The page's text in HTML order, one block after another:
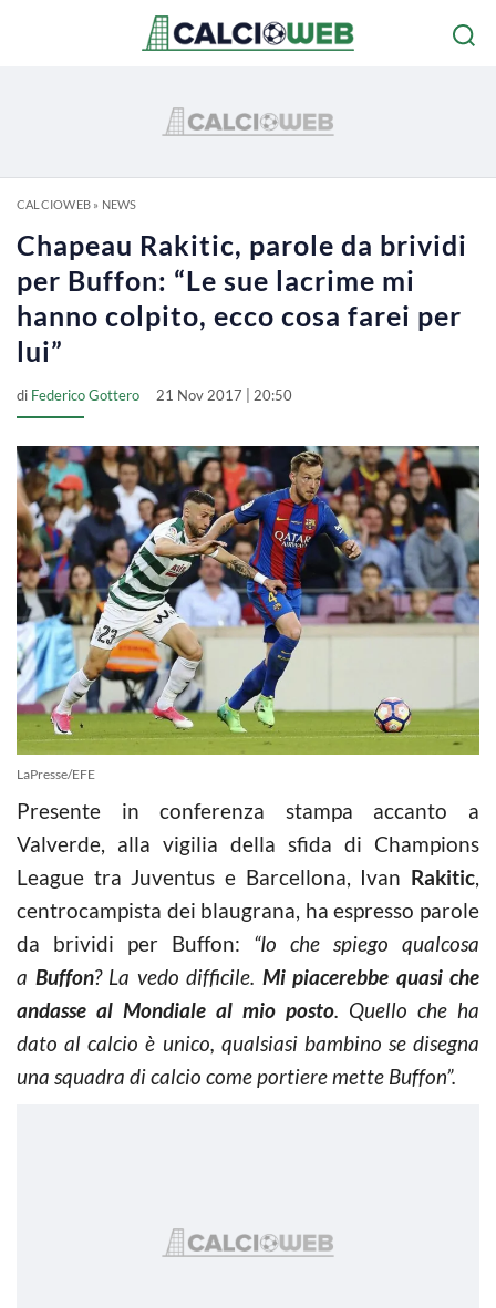
CALCIOWEB» NEWS
Chapeau Rakitic, parole da brividi
per Buffon: “Le sue lacrime mi
hanno colpito, ecco cosa farei per
lui”
di Federico Gottero 21 Nov 2017 | 20:50
LaPresse/EFE
Presente in conferenza stampa accanto a
Valverde, alla vigilia della sfida di Champions
League tra Juventus e Barcellona, Ivan Rakitic,
centrocampista dei blaugrana, ha espresso parole
da brividi per Buffon: “Io che spiego qualcosa
a Buffon? La vedo difficile. Mi piacerebbe quasi che
andasse al Mondiale al mio posto. Quello che ha
dato al calcio è unico, qualsiasi bambino se disegna
una squadra di calcio come portiere mette Buffon”.